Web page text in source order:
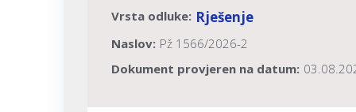
Vrsta odluke: Rješenje
Naslov: Pž 1566/2026-2
Dokument provjeren na datum: